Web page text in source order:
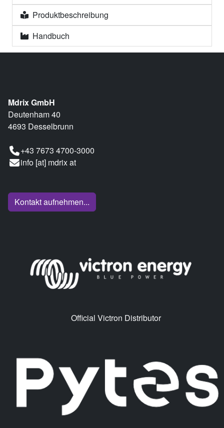
Produktbeschreibung
Handbuch
Mdrix GmbH
Deutenham 40
4693 Desselbrunn
+43 7673 4700-3000
info [at] mdrix at
Kontakt aufnehmen...
Official Victron Distributor